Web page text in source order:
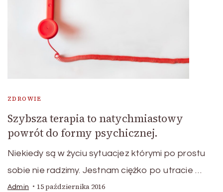
ZDROWIE
Szybsza terapia to natychmiastowy
powrót do formy psychicznej.
Niekiedy są w życiu sytuacjez którymi po prostu
sobie nie radzimy. Jestnam ciężko po utracie …
Admin 15 października 2016